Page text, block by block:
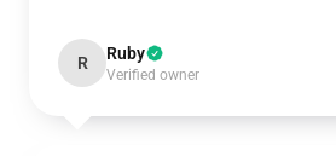
R Ruby
Verified owner